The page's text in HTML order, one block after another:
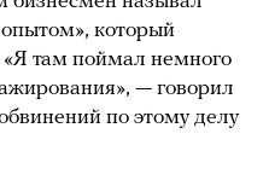
который
там поймал немного
— говорил
по этому делу